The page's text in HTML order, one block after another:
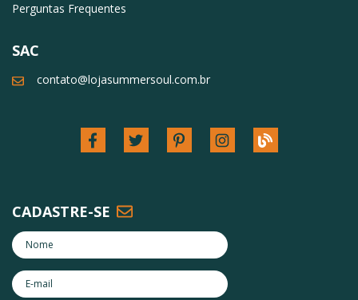
Perguntas Frequentes
SAC
contato@lojasummersoul.com.br
CADASTRE-SE